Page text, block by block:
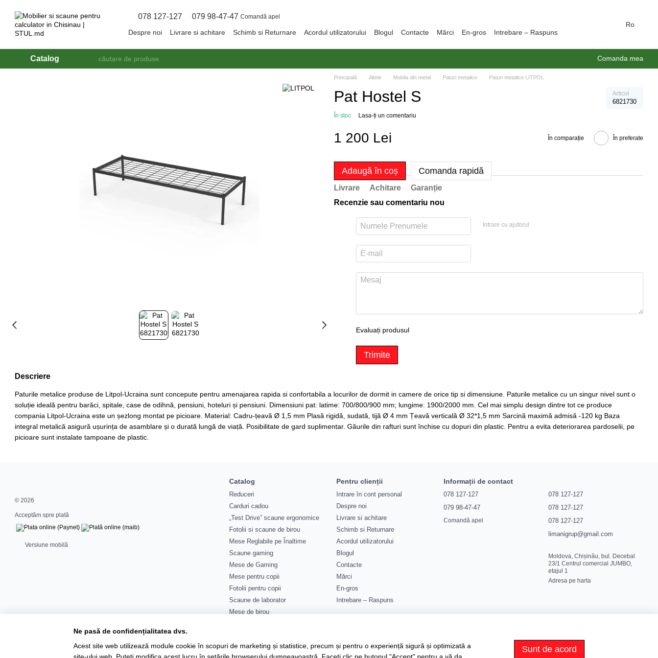
078 127-127 079 98-47-47 Comandă apel
Despre noi Livrare si achitare Schimb si Returnare Acordul utilizatorului Blogul Contacte Mărci En-gros Intrebare – Raspuns
Ro
Catalog Comanda mea
Principală Altele Mobila din metal Paturi metalice Paturi metalice LITPOL
Pat Hostel S Articol
6821730
În stoc Lasa-ți un comentariu
1 200 Lei În comparație În preferate
Adaugă în coș Comanda rapidă
Livrare Achitare
Garanție
Recenzie sau comentariu nou
Intrare cu ajutorul
Evaluați produsul
Trimite
Descriere
Paturile metalice produse de Litpol-Ucraina sunt concepute pentru amenajarea rapida si confortabila a locurilor de dormit in camere de orice tip si dimensiune. Paturile metalice cu un singur nivel sunt o
soluție ideală pentru barăci, spitale, case de odihnă, pensiuni, hoteluri și pensiuni. Dimensiuni pat: latime: 700/800/900 mm; lungime: 1900/2000 mm. Cel mai simplu design dintre tot ce produce
compania Litpol-Ucraina este un șezlong montat pe picioare. Material: Cadru-țeavă Ø 1,5 mm Plasă rigidă, sudată, tijă Ø 4 mm Țeavă verticală Ø 32*1,5 mm Sarcină maximă admisă -120 kg Baza
integral metalică asigură ușurința de asamblare și o durată lungă de viață. Posibilitate de gard suplimentar. Găurile din rafturi sunt închise cu dopuri din plastic. Pentru a evita deteriorarea pardoselii, pe
picioare sunt instalate tampoane de plastic.
© 2026
Acceptăm spre plată
Versiune mobilă
Catalog
Reduceri
Carduri cadou
„Test Drive” scaune ergonomice
Fotolii si scaune de birou
Mese Reglabile pe Înaltime
Scaune gaming
Mese de Gaming
Mese pentru copii
Fotolii pentru copii
Scaune de laborator
Mese de birou
Altele
Pentru clienții
Intrare în cont personal
Despre noi
Livrare si achitare
Schimb si Returnare
Acordul utilizatorului
Blogul
Contacte
Mărci
En-gros
Intrebare – Raspuns
Informații de contact
078 127-127
079 98-47-47
Comandă apel
078 127-127
078 127-127
078 127-127
limanigrup@gmail.com
Moldova, Chișinău, bul. Decebal
23/1 Centrul comercial JUMBO,
etajul 1
Adresa pe harta
Ne pasă de confidențialitatea dvs.
Acest site web utilizează module cookie în scopuri de marketing și statistice, precum și pentru o experiență sigură și optimizată a
Sunt de acord